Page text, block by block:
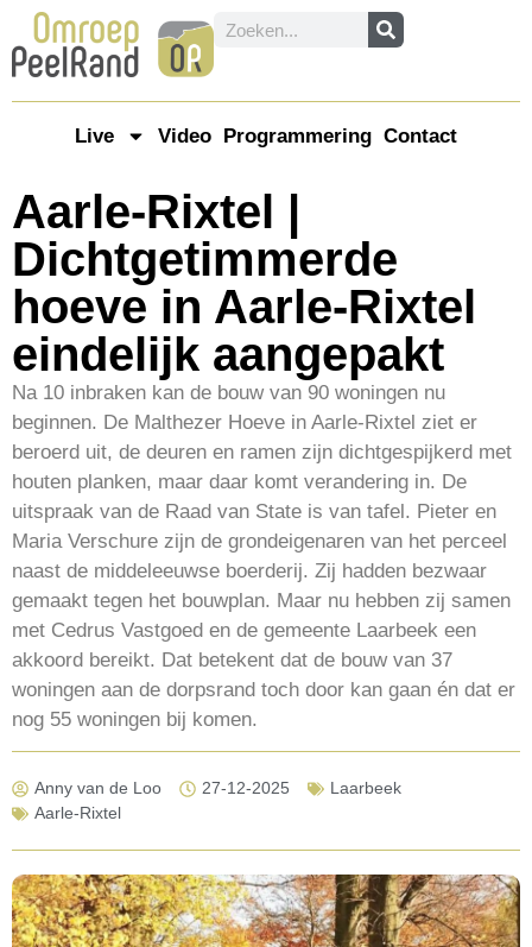
Live Video Programmering Contact
Aarle-Rixtel |
Dichtgetimmerde
hoeve in Aarle-Rixtel
eindelijk aangepakt
Na 10 inbraken kan de bouw van 90 woningen nu
beginnen. De Malthezer Hoeve in Aarle-Rixtel ziet er
beroerd uit, de deuren en ramen zijn dichtgespijkerd met
houten planken, maar daar komt verandering in. De
uitspraak van de Raad van State is van tafel. Pieter en
Maria Verschure zijn de grondeigenaren van het perceel
naast de middeleeuwse boerderij. Zij hadden bezwaar
gemaakt tegen het bouwplan. Maar nu hebben zij samen
met Cedrus Vastgoed en de gemeente Laarbeek een
akkoord bereikt. Dat betekent dat de bouw van 37
woningen aan de dorpsrand toch door kan gaan én dat er
nog 55 woningen bij komen.
Anny van de Loo 27-12-2025
Laarbeek
Aarle-Rixtel